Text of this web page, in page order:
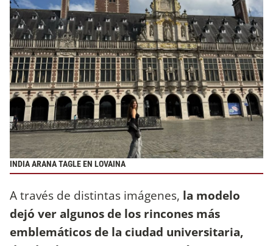
INDIA ARANA TAGLE EN LOVAINA
A través de distintas imágenes, la modelo
dejó ver algunos de los rincones más
emblemáticos de la ciudad universitaria,